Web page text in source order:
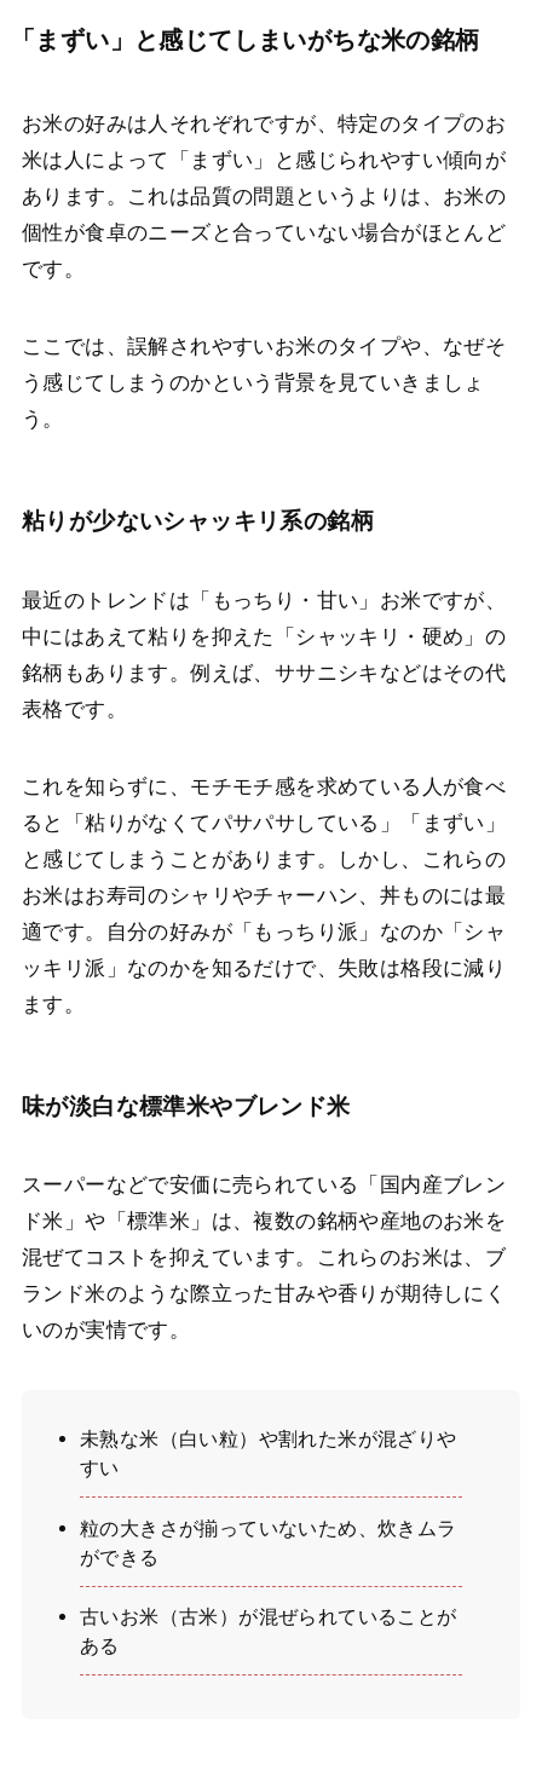
「まずい」と感じてしまいがちな米の銘柄
お米の好みは人それぞれですが、特定のタイプのお
米は人によって「まずい」と感じられやすい傾向が
あります。これは品質の問題というよりは、お米の
個性が食卓のニーズと合っていない場合がほとんど
です。
ここでは、誤解されやすいお米のタイプや、なぜそ
う感じてしまうのかという背景を見ていきましょ
う。
粘りが少ないシャッキリ系の銘柄
最近のトレンドは「もっちり・甘い」お米ですが、
中にはあえて粘りを抑えた「シャッキリ・硬め」の
銘柄もあります。例えば、ササニシキなどはその代
表格です。
これを知らずに、モチモチ感を求めている人が食べ
ると「粘りがなくてパサパサしている」「まずい」
と感じてしまうことがあります。しかし、これらの
お米はお寿司のシャリやチャーハン、丼ものには最
適です。自分の好みが「もっちり派」なのか「シャ
ッキリ派」なのかを知るだけで、失敗は格段に減り
ます。
味が淡白な標準米やブレンド米
スーパーなどで安価に売られている「国内産ブレン
ド米」や「標準米」は、複数の銘柄や産地のお米を
混ぜてコストを抑えています。これらのお米は、ブ
ランド米のような際立った甘みや香りが期待しにく
いのが実情です。
未熟な米（白い粒）や割れた米が混ざりや
すい
粒の大きさが揃っていないため、炊きムラ
ができる
古いお米（古米）が混ぜられていることが
ある